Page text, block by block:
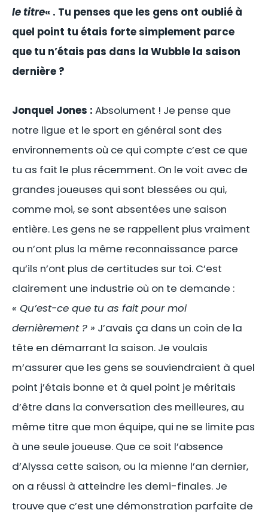
le titre« . Tu penses que les gens ont oublié à
quel point tu étais forte simplement parce
que tu n’étais pas dans la Wubble la saison
dernière ?
Jonquel Jones : Absolument ! Je pense que
notre ligue et le sport en général sont des
environnements où ce qui compte c’est ce que
tu as fait le plus récemment. On le voit avec de
grandes joueuses qui sont blessées ou qui,
comme moi, se sont absentées une saison
entière. Les gens ne se rappellent plus vraiment
ou n’ont plus la même reconnaissance parce
qu’ils n’ont plus de certitudes sur toi. C’est
clairement une industrie où on te demande :
« Qu’est-ce que tu as fait pour moi
dernièrement ? » J’avais ça dans un coin de la
tête en démarrant la saison. Je voulais
m’assurer que les gens se souviendraient à quel
point j’étais bonne et à quel point je méritais
d’être dans la conversation des meilleures, au
même titre que mon équipe, qui ne se limite pas
à une seule joueuse. Que ce soit l’absence
d’Alyssa cette saison, ou la mienne l’an dernier,
on a réussi à atteindre les demi-finales. Je
trouve que c’est une démonstration parfaite de